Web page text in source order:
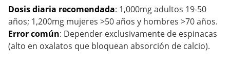
Dosis diaria recomendada: 1,000mg adultos 19-50
años; 1,200mg mujeres >50 años y hombres >70 años.
Error común: Depender exclusivamente de espinacas
(alto en oxalatos que bloquean absorción de calcio).